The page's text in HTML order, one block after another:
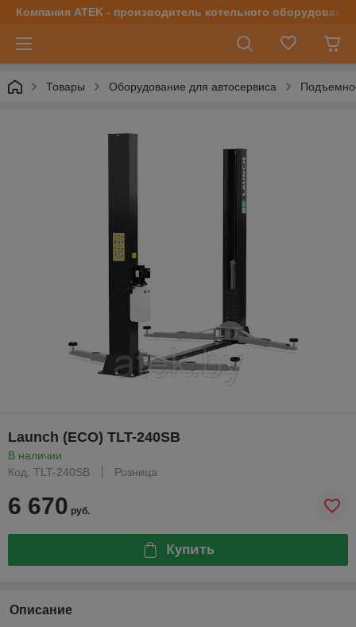
Компания ATEK - производитель котельного оборудования
Товары Оборудование для автосервиса
Launch (ECO) TLT-240SB
В наличии
Код: TLT-240SB
Розница
6 670 руб.
Купить
Описание